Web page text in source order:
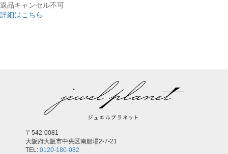
返品キャンセル不可
詳細はこちら
〒542-0081
大阪府大阪市中央区南船場2-7-21
TEL: 0120-180-082